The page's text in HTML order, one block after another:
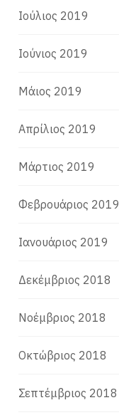
Ιούλιος 2019
Ιούνιος 2019
Μάιος 2019
Απρίλιος 2019
Μάρτιος 2019
Φεβρουάριος 2019
Ιανουάριος 2019
Δεκέμβριος 2018
Νοέμβριος 2018
Οκτώβριος 2018
Σεπτέμβριος 2018